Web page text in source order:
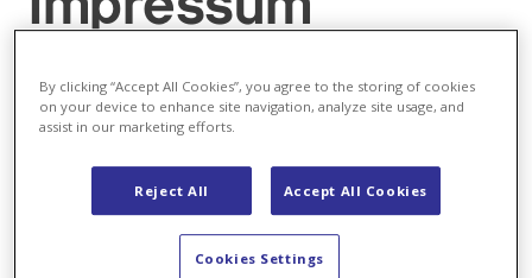
Die Axpo Gruppe produziert, handelt und vertreibt
und in über 30 Ländern Europas. Rund 7500
Mitarbeitende verbinden die Expertise aus 100 Jahren
klimaschonender Stromproduktion mit der
By clicking “Accept All Cookies”, you agree to the storing of cookies
on your device to enhance site navigation, analyze site usage, and
assist in our marketing efforts.
Reject All Accept All Cookies
Cookies Settings